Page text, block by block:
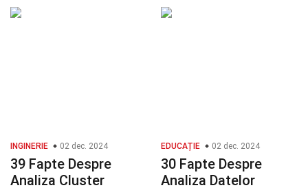
INGINERIE 02 dec. 2024
39 Fapte Despre
Analiza Cluster
EDUCAȚIE 02 dec. 2024
30 Fapte Despre
Analiza Datelor